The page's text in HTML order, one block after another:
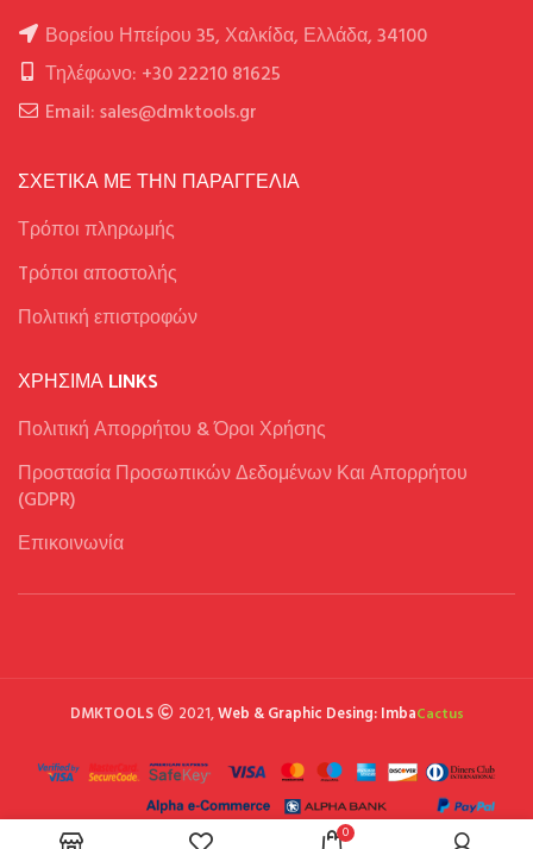
Βορείου Ηπείρου 35, Χαλκίδα, Ελλάδα, 34100
Τηλέφωνο: +30 22210 81625
Email: sales@dmktools.gr
ΣΧΕΤΙΚΑ ΜΕ ΤΗΝ ΠΑΡΑΓΓΕΛΙΑ
Τρόποι πληρωμής
Tρόποι αποστολής
Πολιτική επιστροφών
ΧΡΉΣΙΜΑ LINKS
Πολιτική Απορρήτου & Όροι Χρήσης
Προστασία Προσωπικών Δεδομένων Και Απορρήτου
(GDPR)
Επικοινωνία
DMKTOOLS 2021,Web & Graphic Desing: ImbaCactus
0